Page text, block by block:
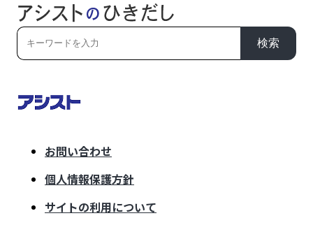
検索
お問い合わせ
個人情報保護方針
サイトの利用について